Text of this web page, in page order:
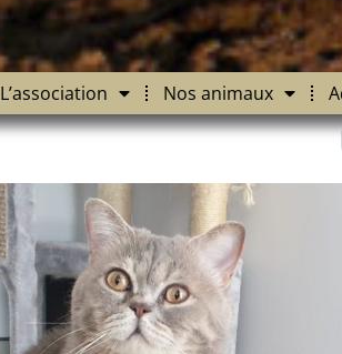
L’association Nos animaux